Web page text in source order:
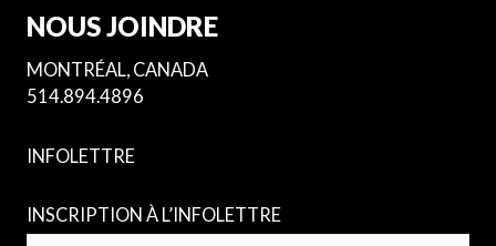
NOUS JOINDRE
MONTRÉAL, CANADA
514.894.4896
INFOLETTRE
INSCRIPTION À L’INFOLETTRE